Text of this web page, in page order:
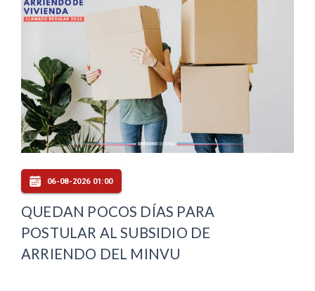
06-08-2026 01:00
QUEDAN POCOS DÍAS PARA
POSTULAR AL SUBSIDIO DE
ARRIENDO DEL MINVU